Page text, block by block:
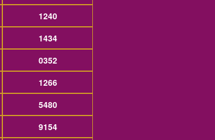
1240
1434
0352
1266
5480
9154